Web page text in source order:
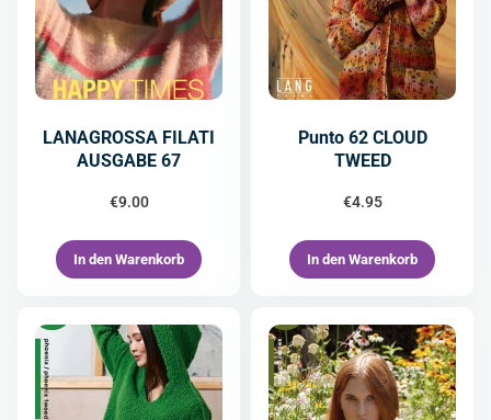
LANAGROSSA FILATI
AUSGABE 67
€9.00
In den Warenkorb
Punto 62 CLOUD
TWEED
€4.95
In den Warenkorb